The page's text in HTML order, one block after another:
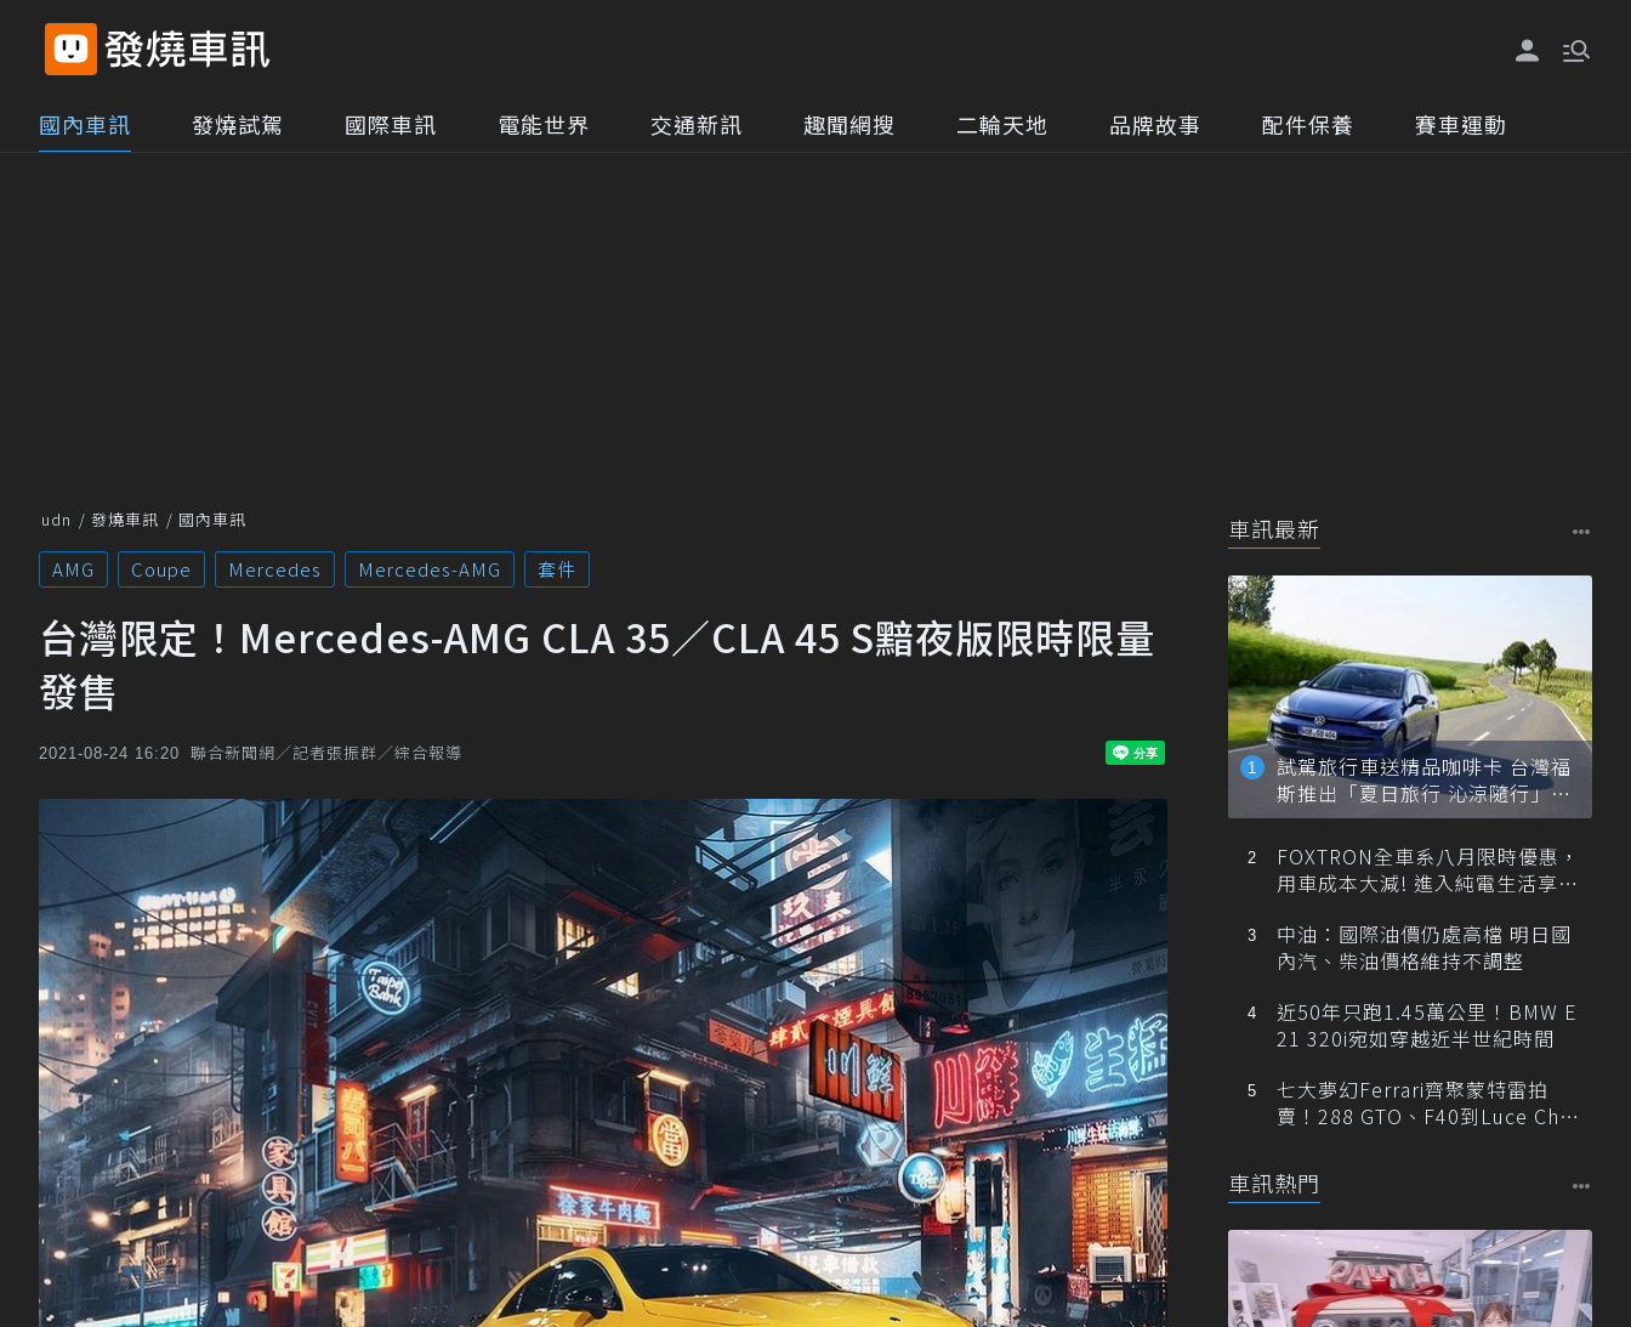
國內車訊 發燒試駕 國際車訊 電能世界 交通新訊 趣聞網搜 二輪天地 品牌故事 配件保養 賽車運動
udn 發燒車訊 國內車訊
AMG Coupe Mercedes Mercedes-AMG 套件
台灣限定！Mercedes-AMG CLA 35／CLA 45 S黯夜版限時限量
發售
2021-08-24 16:20 聯合新聞網／記者張振群／綜合報導
車訊最新
試駕旅行車送精品咖啡卡 台灣福
斯推出「夏日旅行 沁涼隨行」活
動
FOXTRON全車系八月限時優惠，
用車成本大減! 進入純電生活享
中油：國際油價仍處高檔 明日國
內汽、柴油價格維持不調整
近50年只跑1.45萬公里！BMW E
21 320i宛如穿越近半世紀時間
七大夢幻Ferrari齊聚蒙特雷拍
賣！288 GTO、F40到Luce Cha
車訊熱門